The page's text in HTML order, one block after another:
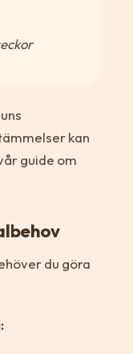
kan
guide om
du göra